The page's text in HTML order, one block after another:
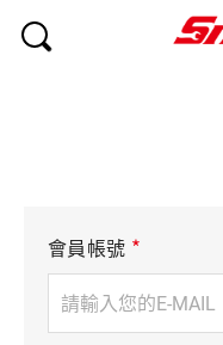
會員帳號 *